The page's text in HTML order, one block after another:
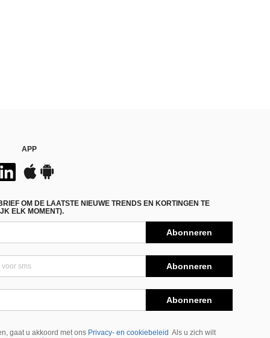
APP
OM DE LAATSTE NIEUWE TRENDS EN KORTINGEN TE
ELK MOMENT).
Abonneren
Abonneren
Abonneren
gaat u akkoord met ons Privacy- en cookiebeleid Als u zich wilt